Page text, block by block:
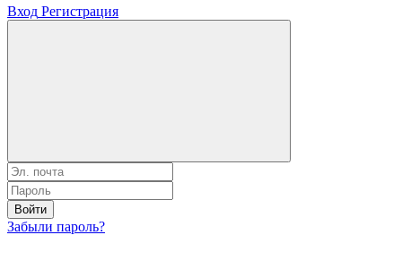
Вход Регистрация
Войти
Забыли пароль?